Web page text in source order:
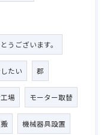
うございます。
たい 郡
場 モーター取替
機械器具設置